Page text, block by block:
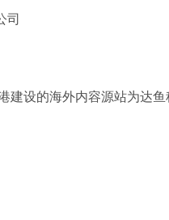
司
建设的海外内容源站为达